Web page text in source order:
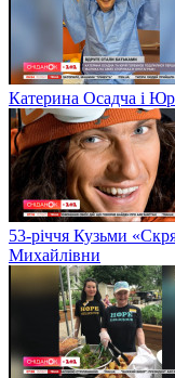
Катерина Осадча і
53-річчя Кузьми
Михайлівни